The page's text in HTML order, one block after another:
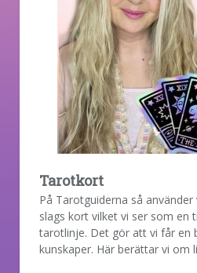
Tarotkort
På Tarotguiderna så använder
slags kort vilket vi ser som en
tarotlinje. Det gör att vi får en
kunskaper. Här berättar vi om